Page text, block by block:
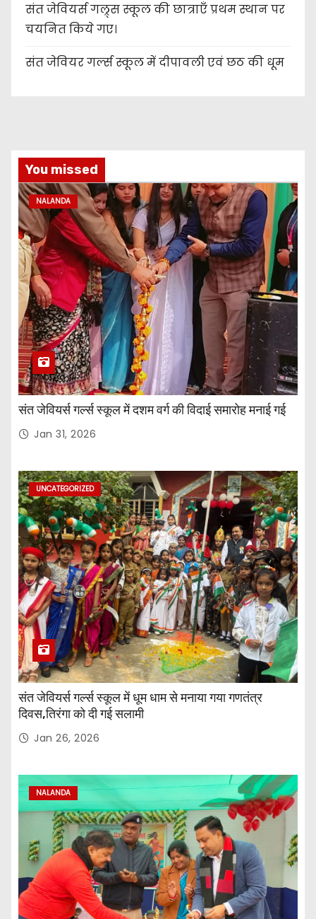
संत जेवियर्स गल्र्स स्कूल की छात्र‌ाएँ प्रथम स्थान पर
चयनित किये गए।
संत जेवियर गर्ल्स स्कूल में दीपावली एवं छठ की धूम
You missed
NALANDA
संत जेवियर्स गर्ल्स स्कूल में दशम वर्ग की विदाई समारोह मनाई गई
Jan 31, 2026
UNCATEGORIZED
संत जेवियर्स गर्ल्स स्कूल में धूम धाम से मनाया गया गणतंत्र
दिवस,तिरंगा को दी गई सलामी
Jan 26, 2026
NALANDA